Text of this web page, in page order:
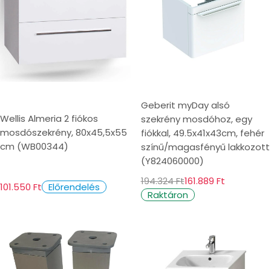
Wellis Almeria 2 fiókos
mosdószekrény, 80x45,5x55
cm (WB00344)
101.550 Ft Előrendelés
Geberit myDay alsó
szekrény mosdóhoz, egy
fiókkal, 49.5x41x43cm, fehér
színű/magasfényű lakkozott
(Y824060000)
194.324 Ft161.889 Ft
Raktáron